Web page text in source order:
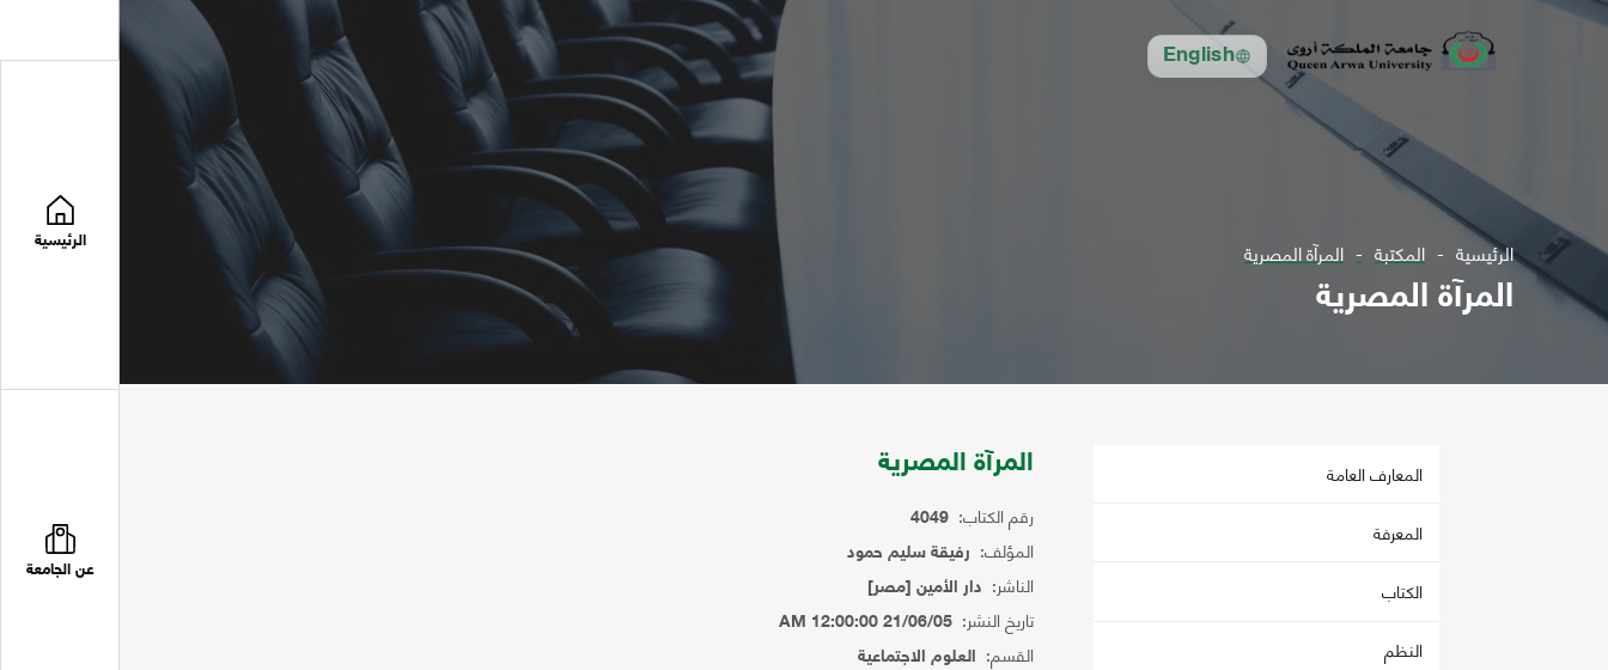
English
الرئيسية
عن الجامعة
الرئيسية المكتبة المرآة المصرية
المرآة المصرية
المعارف العامة
المعرفة
الكتاب
النظم
المرآة المصرية
رقم الكتاب: 4049
المؤلف: رفيقة سليم حمود
الناشر: دار الأمين [مصر]
تاريخ النشر: 21/06/05 12:00:00 AM
القسم: العلوم الاجتماعية